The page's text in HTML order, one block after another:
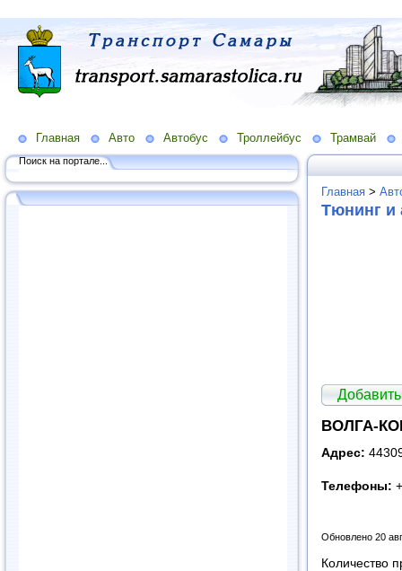
Главная Авто Автобус Троллейбус Трамвай
Поиск на портале...
Главная >
Тюнинг и
ВОЛГА-
Адрес:
Телефоны:
Обновлено 20
Количество